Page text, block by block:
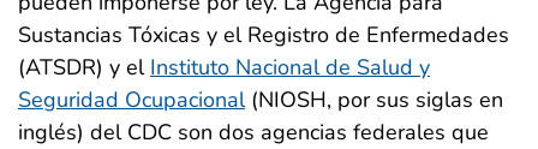
Sustancias Tóxicas y el Registro de Enfermedades
(ATSDR) y el Instituto Nacional de Salud y
Seguridad Ocupacional(NIOSH, por sus siglas en
inglés) del CDC son dos agencias federales que